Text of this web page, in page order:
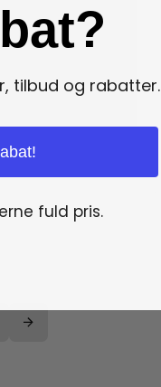
tilbud og rabatter.
fuld pris.